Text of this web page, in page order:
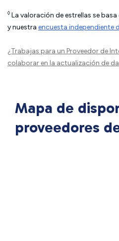
◊ La valoración de estrellas se
y nuestra encuesta independiente
¿Trabajas para un Proveedor de
colaborar en la actualización de
Mapa de
proveedores